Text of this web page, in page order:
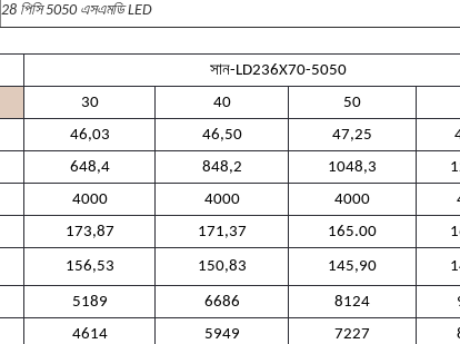
28 পিসি 5050 এসএমডি LED
সান-LD236X70-5050
30 40 50
46,03 46,50 47,25
648,4 848,2 1048,3
4000 4000 4000
173,87 171,37 165.00
156,53 150,83 145,90
5189 6686 8124
4614 5949 7227